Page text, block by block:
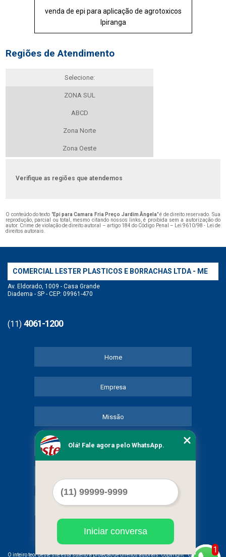
venda de epi para aplicação de agrotoxicos
Ipiranga
Regiões de Atendimento
Selecione:
ZONA SUL
ABCD
Zona Norte
Zona Oeste
Verifique as regiões que atendemos
O conteúdo do texto "Epi para Camara Fria Preço Jardim Ângela" é de direito reservado. Sua
reprodução, parcial ou total, mesmo citando nossos links, é proibida sem a autorização do
autor. Crime de violação de direito autoral – artigo 184 do Código Penal –
Lei 9610/98 - Lei de
direitos autorais
COMERCIAL LESTER PLASTICOS E BORRACHAS LTDA - ME
Av. Eldorado, 1009 - Casa Grande
Diadema - SP - CEP: 09961-470
(11) 4061-1200
Home
Empresa
Missão
Serviços
Mapa do site
O inteiro teor deste site está sujeito à proteção de direitos autorais. Copyright COMERCIAL
1
Olá! Fale agora pelo WhatsApp.
Iniciar conversa